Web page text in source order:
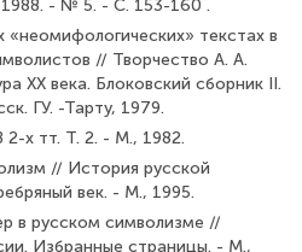
1988. - № 5. - С. 153-160 .
текстах в
// Творчество А. А.
ХХ века. Блоковский сборник II.
ГУ. -Тарту, 1979.
х тт. Т. 2. - М., 1982.
// История русской
век. - М., 1995.
в русском символизме //
Избранные страницы. - М.,